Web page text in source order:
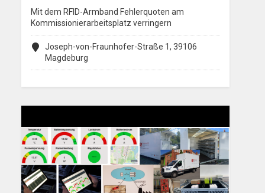
Mit dem RFID-Armband Fehlerquoten am
Kommissionierarbeitsplatz verringern
Joseph-von-Fraunhofer-Straße 1, 39106
Magdeburg